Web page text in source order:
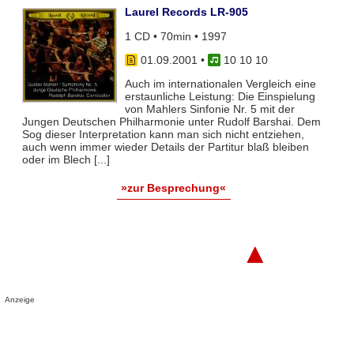
Laurel Records LR-905
1 CD • 70min • 1997
01.09.2001 •
10 10 10
Auch im internationalen Vergleich eine
erstaunliche Leistung: Die Einspielung
von Mahlers Sinfonie Nr. 5 mit der
Jungen Deutschen Philharmonie unter Rudolf Barshai. Dem
Sog dieser Interpretation kann man sich nicht entziehen,
auch wenn immer wieder Details der Partitur blaß bleiben
oder im Blech [...]
»zur Besprechung«
▲
Anzeige